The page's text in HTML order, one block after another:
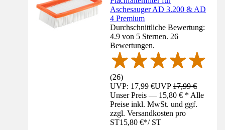
Aschesauger AD 3.200 & AD
4 Premium
Durchschnittliche Bewertung:
4.9 von 5 Sternen. 26
Bewertungen.
(26)
UVP: 17,99 €UVP17,99 €
Unser Preis — 15,80 € * Alle
Preise inkl. MwSt. und ggf.
zzgl. Versandkosten pro
ST15,80 €*/ ST